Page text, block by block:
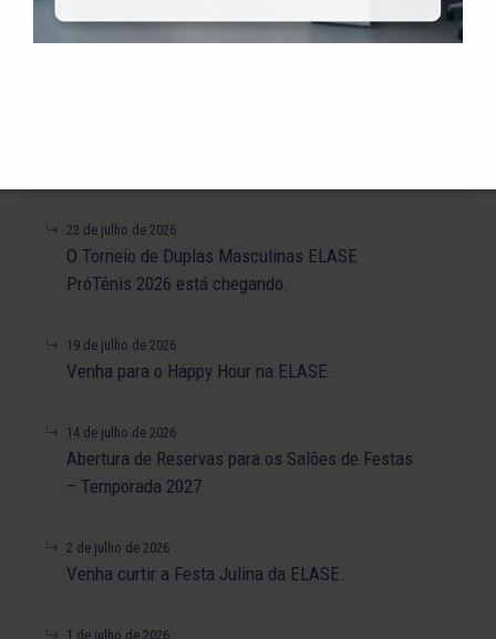
31 de julho de 2026
23 de julho de 2026
O Torneio de Duplas Masculinas ELASE
PróTênis 2026 está chegando.
19 de julho de 2026
Venha para o Happy Hour na ELASE.
14 de julho de 2026
Abertura de Reservas para os Salões de Festas
– Temporada 2027
2 de julho de 2026
Venha curtir a Festa Julina da ELASE.
1 de julho de 2026